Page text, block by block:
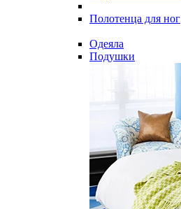
Полотенца для ног
Одеяла
Подушки